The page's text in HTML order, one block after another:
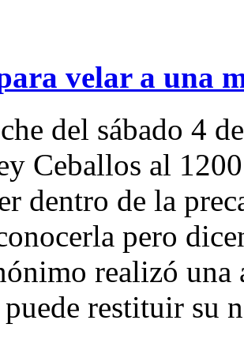
velar a una
del sábado 4
Ceballos al
dentro de la
pero
realizó
restituir su